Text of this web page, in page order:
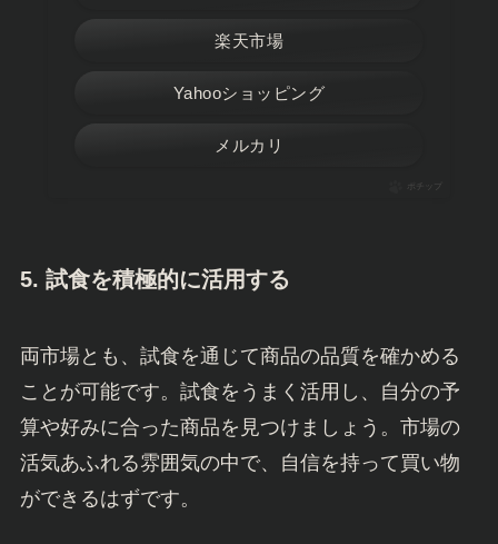
楽天市場
Yahooショッピング
メルカリ
ポチップ
5. 試食を積極的に活用する
両市場とも、試食を通じて商品の品質を確かめる
ことが可能です。試食をうまく活用し、自分の予
算や好みに合った商品を見つけましょう。市場の
活気あふれる雰囲気の中で、自信を持って買い物
ができるはずです。